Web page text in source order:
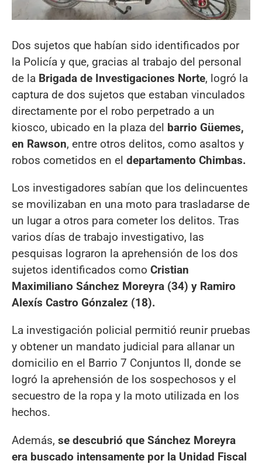
Dos sujetos que habían sido identificados por
la Policía y que, gracias al trabajo del personal
de la Brigada de Investigaciones Norte, logró la
captura de dos sujetos que estaban vinculados
directamente por el robo perpetrado a un
kiosco, ubicado en la plaza del barrio Güemes,
en Rawson, entre otros delitos, como asaltos y
robos cometidos en el departamento Chimbas.
Los investigadores sabían que los delincuentes
se movilizaban en una moto para trasladarse de
un lugar a otros para cometer los delitos. Tras
varios días de trabajo investigativo, las
pesquisas lograron la aprehensión de los dos
sujetos identificados como Cristian
Maximiliano Sánchez Moreyra (34) y Ramiro
Alexís Castro Gónzalez (18).
La investigación policial permitió reunir pruebas
y obtener un mandato judicial para allanar un
domicilio en el Barrio 7 Conjuntos II, donde se
logró la aprehensión de los sospechosos y el
secuestro de la ropa y la moto utilizada en los
hechos.
Además, se descubrió que Sánchez Moreyra
era buscado intensamente por la Unidad Fiscal